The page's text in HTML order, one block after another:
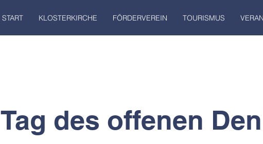
START KLOSTERKIRCHE FÖRDERVEREIN TOURISMUS
Tag des offenen